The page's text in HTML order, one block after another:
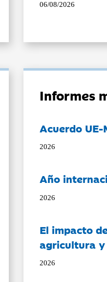
06/08/2026
Informes
Acuerdo
2026
Año
2026
El impacto
agricultura
2026